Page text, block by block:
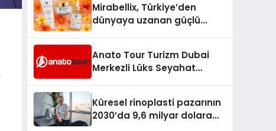
Mirabellix, Türkiye’den
dünyaya uzanan güçlü
Anato Tour Turizm Dubai
Merkezli Lüks Seyahat
Küresel rinoplasti pazarının
2030’da 9,6 milyar dolara